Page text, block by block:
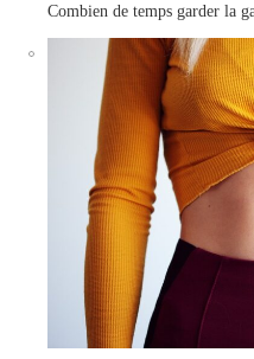
Combien de temps garder la